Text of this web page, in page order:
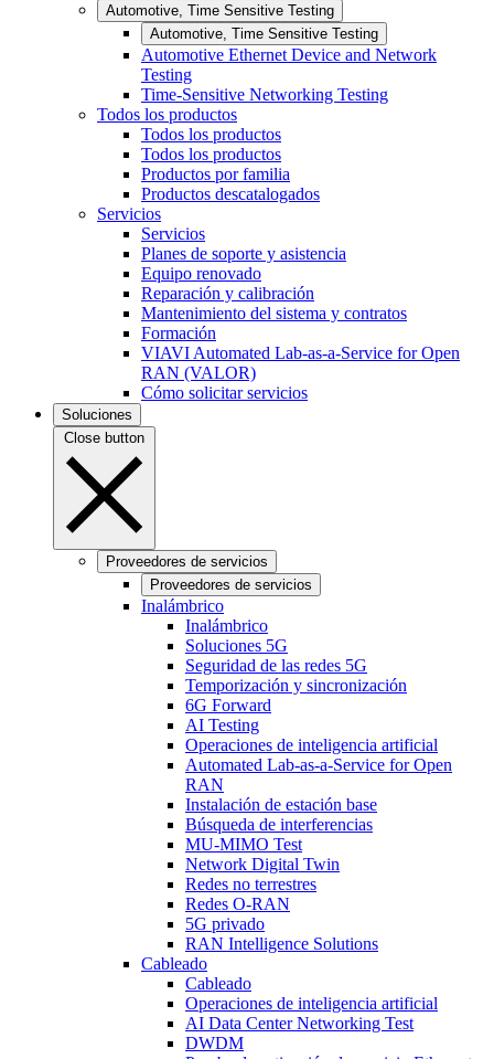
Automotive, Time Sensitive Testing
Automotive, Time Sensitive Testing
Automotive Ethernet Device and Network
Testing
Time-Sensitive Networking Testing
Todos los productos
Todos los productos
Todos los productos
Productos por familia
Productos descatalogados
Servicios
Servicios
Planes de soporte y asistencia
Equipo renovado
Reparación y calibración
Mantenimiento del sistema y contratos
Formación
VIAVI Automated Lab-as-a-Service for Open
RAN (VALOR)
Cómo solicitar servicios
Soluciones
Close button
Proveedores de servicios
Proveedores de servicios
Inalámbrico
Inalámbrico
Soluciones 5G
Seguridad de las redes 5G
Temporización y sincronización
6G Forward
AI Testing
Operaciones de inteligencia artificial
Automated Lab-as-a-Service for Open
RAN
Instalación de estación base
Búsqueda de interferencias
MU-MIMO Test
Network Digital Twin
Redes no terrestres
Redes O-RAN
5G privado
RAN Intelligence Solutions
Cableado
Cableado
Operaciones de inteligencia artificial
AI Data Center Networking Test
DWDM